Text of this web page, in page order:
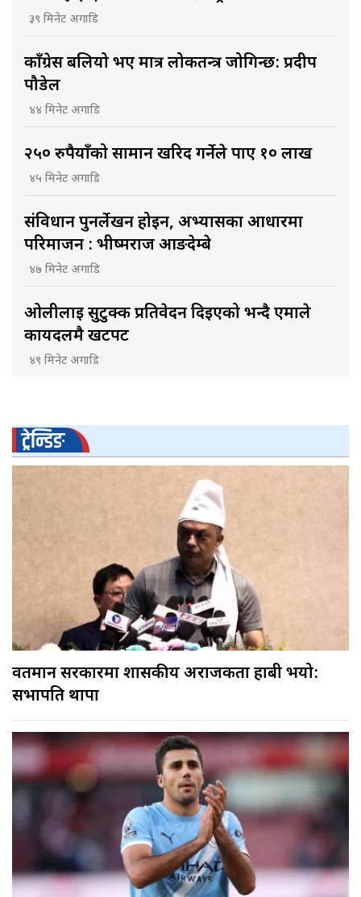
३९ मिनेट अगाडि
काँग्रेस बलियो भए मात्र लोकतन्त्र जोगिन्छ: प्रदीप
पौडेल
४४ मिनेट अगाडि
२५० रुपैयाँको सामान खरिद गर्नेले पाए १० लाख
४५ मिनेट अगाडि
संविधान पुनर्लेखन होइन, अभ्यासका आधारमा
परिमार्जन : भीष्मराज आङदेम्बे
४७ मिनेट अगाडि
ओलीलाई सुटुक्क प्रतिवेदन दिइएको भन्दै एमाले
कार्यदलमै खटपट
४९ मिनेट अगाडि
ट्रेन्डिङ
वर्तमान सरकारमा शासकीय अराजकता हाबी भयो:
सभापति थापा